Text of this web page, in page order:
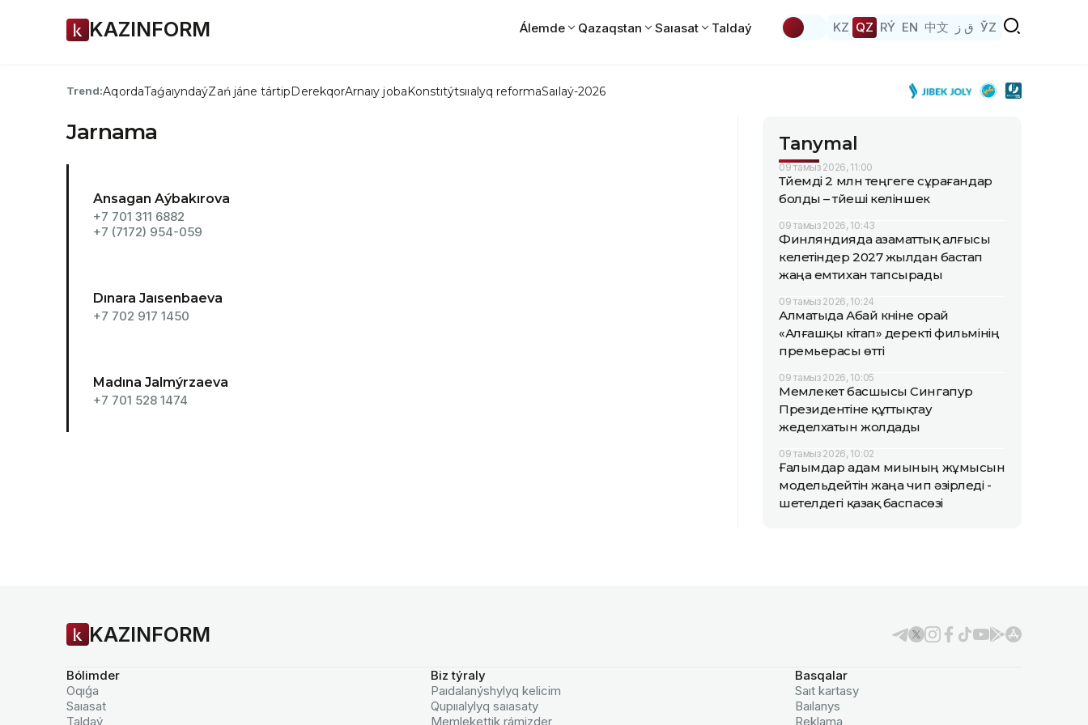
KAZINFORM Álemde Qazaqstan Saıasat Taldaý KZ QZ RÝ EN 中文 ق ز ЎZ
Trend:AqordaTaǵaıyndaýZań jáne tártipDerekqorArnaıy jobaKonstıtýtsııalyq reformaSaılaý-2026
Jarnama
Ansagan Aýbakırova
+7 701 311 6882
+7 (7172) 954-059
Dınara Jaısenbaeva
+7 702 917 1450
Madına Jalmýrzaeva
+7 701 528 1474
Tanymal
09 тамыз 2026, 11:00
Түйемді 2 млн теңгеге сұрағандар
болды – түйеші келіншек
09 тамыз 2026, 10:43
Финляндияда азаматтық алғысы
келетіндер 2027 жылдан бастап
жаңа емтихан тапсырады
09 тамыз 2026, 10:24
Алматыда Абай күніне орай
«Алғашқы кітап» деректі фильмінің
премьерасы өтті
09 тамыз 2026, 10:05
Мемлекет басшысы Сингапур
Президентіне құттықтау
жеделхатын жолдады
09 тамыз 2026, 10:02
Ғалымдар адам миының жұмысын
модельдейтін жаңа чип әзірледі -
шетелдегі қазақ баспасөзі
KAZINFORM
Bólimder
Oqıǵa
Saıasat
Taldaý
Biz týraly
Paıdalanýshylyq kelicim
Qupııalylyq saıasaty
Memlekettik rámizder
Basqalar
Saıt kartasy
Baılanys
Reklama